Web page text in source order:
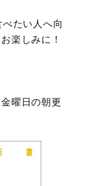
たい人へ向
楽しみに！
曜日の朝更